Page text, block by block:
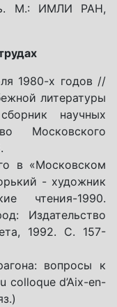
М.: ИМЛИ РАН,
1980-х годов //
литературы
научных
Московского
в «Московском
- художник
чтения-1990.
Издательство
1992. С. 157-
вопросы к
colloque d’Aix-en-